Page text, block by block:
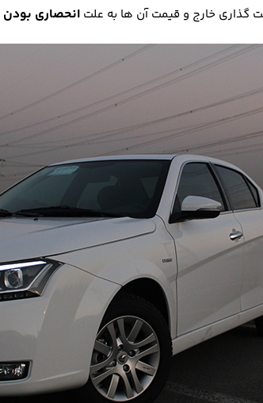
گذاری خارج و قیمت آن ها به علت انحصاری بودن